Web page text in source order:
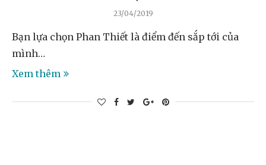
23/04/2019
Bạn lựa chọn Phan Thiết là điểm đến sắp tới của
mình…
Xem thêm